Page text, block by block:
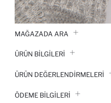
MAĞAZADA ARA
ÜRÜN BILGILERI
ÜRÜN DEĞERLENDİRMELERİ
ÖDEME BİLGİLERİ